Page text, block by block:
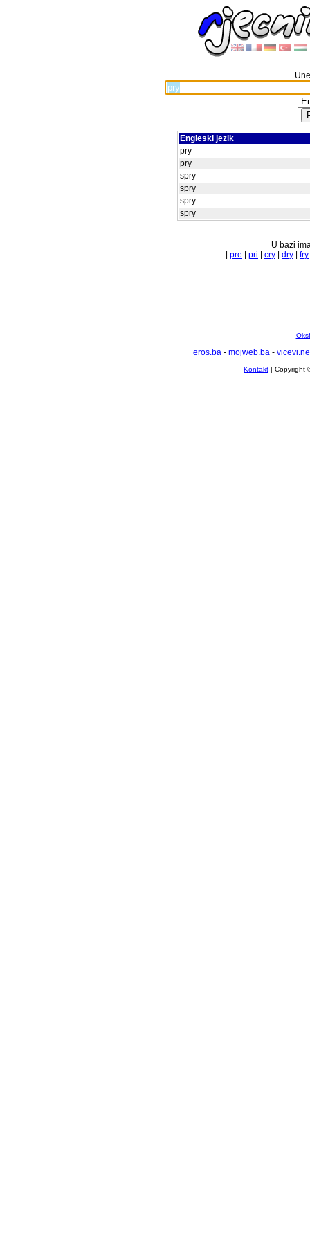
Engleski jezik
pry
pry
spry
spry
spry
spry
U bazi
pre pri cry dry fry
eros.ba- mojweb.ba-
Kontakt | Copyright